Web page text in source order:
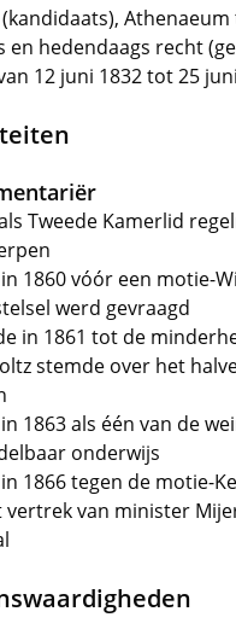
en hedendaags recht
12 juni 1832 tot 25
Tweede Kamerlid
1860 vóór een motie-
werd gevraagd
in 1861 tot de
stemde over het
1863 als één van de
onderwijs
1866 tegen de motie-
vertrek van minister